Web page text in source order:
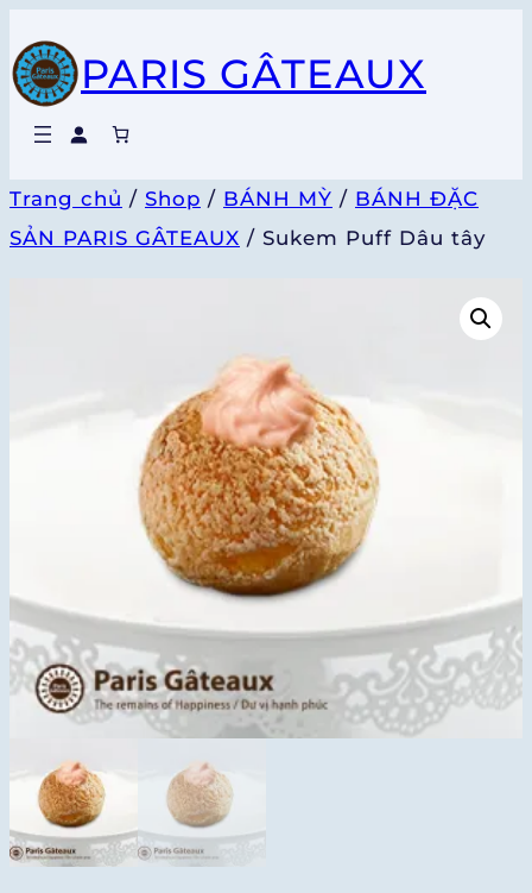
đến
phần
nội
PARIS GÂTEAUX
Trang chủ / Shop / BÁNH MỲ / BÁNH ĐẶC
SẢN PARIS GÂTEAUX / Sukem Puff Dâu tây